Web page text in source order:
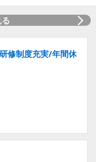
修制度充実/年間休